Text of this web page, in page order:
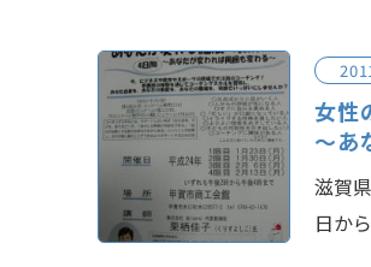
女性
～あ
滋賀
日か